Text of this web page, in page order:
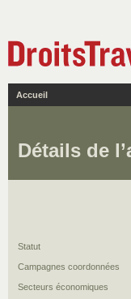
Accueil
Détails de
Statut
Campagnes coordonnées
Secteurs économiques